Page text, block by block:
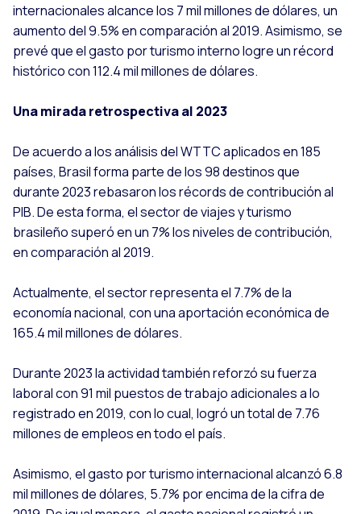
internacionales alcance los 7 mil millones de dólares, un
aumento del 9.5% en comparación al 2019. Asimismo, se
prevé que el gasto por turismo interno logre un récord
histórico con 112.4 mil millones de dólares.
Una mirada retrospectiva al 2023
De acuerdo a los análisis del WTTC aplicados en 185
países, Brasil forma parte de los 98 destinos que
durante 2023 rebasaron los récords de contribución al
PIB. De esta forma, el sector de viajes y turismo
brasileño superó en un 7% los niveles de contribución,
en comparación al 2019.
Actualmente, el sector representa el 7.7% de la
economía nacional, con una aportación económica de
165.4 mil millones de dólares.
Durante 2023 la actividad también reforzó su fuerza
laboral con 91 mil puestos de trabajo adicionales a lo
registrado en 2019, con lo cual, logró un total de 7.76
millones de empleos en todo el país.
Asimismo, el gasto por turismo internacional alcanzó 6.8
mil millones de dólares, 5.7% por encima de la cifra de